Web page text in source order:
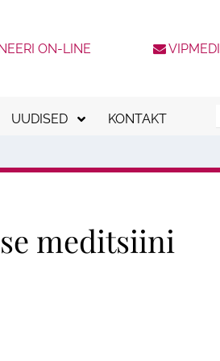
ON-LINE
järelmaks
UUDISED KONTAKT
meditsiini